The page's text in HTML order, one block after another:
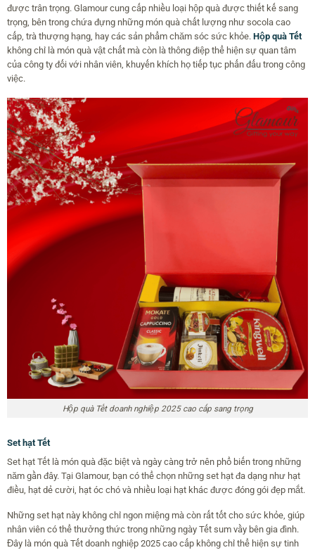
được trân trọng. Glamour cung cấp nhiều loại hộp quà được thiết kế sang
trọng, bên trong chứa đựng những món quà chất lượng như socola cao
cấp, trà thượng hạng, hay các sản phẩm chăm sóc sức khỏe. Hộp quà Tết
không chỉ là món quà vật chất mà còn là thông điệp thể hiện sự quan tâm
của công ty đối với nhân viên, khuyến khích họ tiếp tục phấn đấu trong công
việc.
Hộp quà Tết doanh nghiệp 2025 cao cấp sang trọng
Set hạt Tết
Set hạt Tết là món quà đặc biệt và ngày càng trở nên phổ biến trong những
năm gần đây. Tại Glamour, bạn có thể chọn những set hạt đa dạng như hạt
điều, hạt dẻ cười, hạt óc chó và nhiều loại hạt khác được đóng gói đẹp mắt.
Những set hạt này không chỉ ngon miệng mà còn rất tốt cho sức khỏe, giúp
nhân viên có thể thưởng thức trong những ngày Tết sum vầy bên gia đình.
Đây là món quà Tết doanh nghiệp 2025 cao cấp không chỉ thể hiện sự tinh